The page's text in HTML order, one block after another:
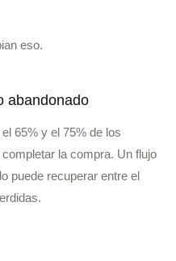
eso.
abandonado
65% y el 75% de los
la compra. Un flujo
puede recuperar entre el